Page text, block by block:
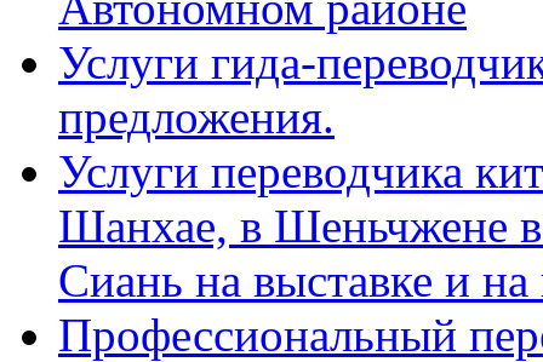
Услуги гида-
предложения.
Услуги переводчика
Шанхае, в Шеньчжене
Сиань на выставке и
Профессиональный